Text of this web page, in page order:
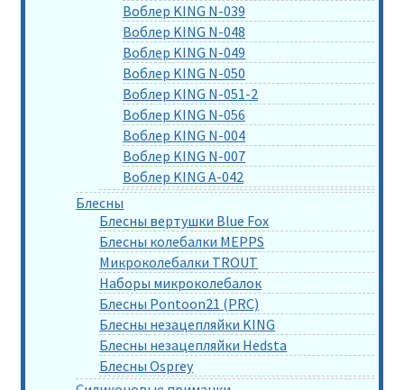
Воблер KING N-039
Воблер KING N-048
Воблер KING N-049
Воблер KING N-050
Воблер KING N-051-2
Воблер KING N-056
Воблер KING N-004
Воблер KING N-007
Воблер KING A-042
Блесны
Блесны вертушки Blue Fox
Блесны колебалки MEPPS
Микроколебалки TROUT
Наборы микроколебалок
Блесны Pontoon21 (PRC)
Блесны незацепляйки KING
Блесны незацепляйки Hedsta
Блесны Osprey